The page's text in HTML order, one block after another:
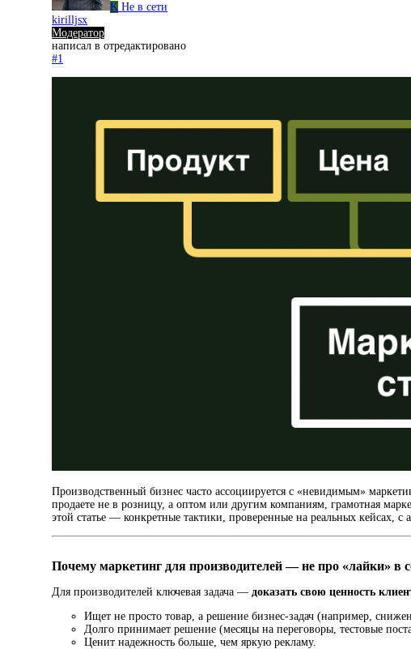
K Не в сети
kirilljsx
Модератор
написал в отредактировано
#1
Производственный бизнес часто ассоциируется с «невидимым»
продаете не в розницу, а оптом или другим компаниям, грамотная
этой статье — конкретные тактики, проверенные на реальных кейсах, с
Почему маркетинг для производителей — не про «лайки» в
Для производителей ключевая задача — доказать свою ценность
Ищет не просто товар, а решение бизнес-задач (например,
Долго принимает решение (месяцы на переговоры, тестовые
Ценит надежность больше, чем яркую рекламу.